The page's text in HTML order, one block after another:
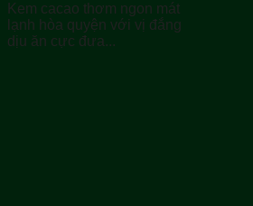
Kem cacao thơm ngon mát
lạnh hòa quyện với vị đắng
dịu ăn cực đưa...